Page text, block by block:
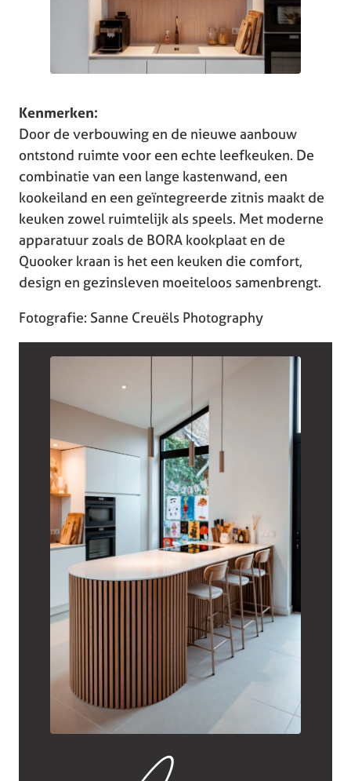
Kenmerken:
Door de verbouwing en de nieuwe aanbouw
ontstond ruimte voor een echte leefkeuken. De
combinatie van een lange kastenwand, een
kookeiland en een geïntegreerde zitnis maakt de
keuken zowel ruimtelijk als speels. Met moderne
apparatuur zoals de BORA kookplaat en de
Quooker kraan is het een keuken die comfort,
design en gezinsleven moeiteloos samenbrengt.
Fotografie: Sanne Creuëls Photography